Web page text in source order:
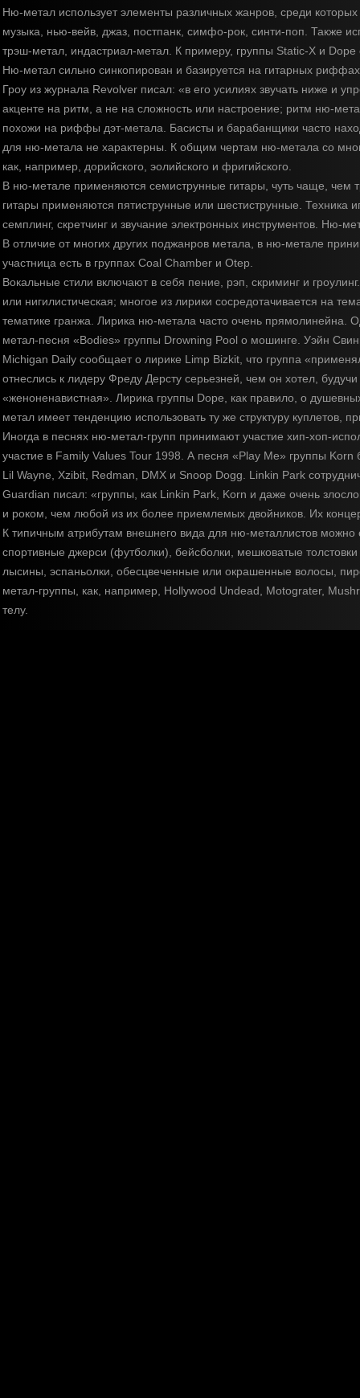
Ню-метал использует элементы различных жанров, среди
музыка, нью-вейв, джаз, постпанк, симфо-рок, синти-поп. Также
трэш-метал, индастриал-метал. К примеру, группы Static-X и
Ню-метал сильно синкопирован и базируется на гитарных
Гроу из журнала Revolver писал: «в его усилиях звучать ниже и
акценте на ритм, а не на сложность или настроение; ритм ню-
похожи на риффы дэт-метала. Басисты и барабанщики часто
для ню-метала не характерны. К общим чертам ню-метала со
как, например, дорийского, эолийского и фригийского.
В ню-метале применяются семиструнные гитары, чуть чаще, чем
гитары применяются пятиструнные или шестиструнные. Техника
семплинг, скретчинг и звучание электронных инструментов. Ню-
В отличие от многих других поджанров метала, в ню-метале
участница есть в группах Coal Chamber и Otep.
Вокальные стили включают в себя пение, рэп, скриминг и
или нигилистическая; многое из лирики сосредотачивается на
тематике гранжа. Лирика ню-метала часто очень прямолинейна.
метал-песня «Bodies» группы Drowning Pool о мошинге. Уэйн
Michigan Daily сообщает о лирике Limp Bizkit, что группа
отнеслись к лидеру Фреду Дерсту серьезней, чем он хотел,
«женоненавистная». Лирика группы Dope, как правило, о
метал имеет тенденцию использовать ту же структуру куплетов,
Иногда в песнях ню-метал-групп принимают участие хип-хоп-
участие в Family Values Tour 1998. А песня «Play Me» группы
Lil Wayne, Xzibit, Redman, DMX и Snoop Dogg. Linkin Park
Guardian писал: «группы, как Linkin Park, Korn и даже очень
и роком, чем любой из их более приемлемых двойников. Их
К типичным атрибутам внешнего вида для ню-металлистов
спортивные джерси (футболки), бейсболки, мешковатые
лысины, эспаньолки, обесцвеченные или окрашенные волосы,
метал-группы, как, например, Hollywood Undead, Motograter,
телу.